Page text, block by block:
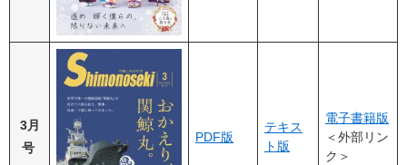
3月
号
PDF版
テキス
ト版
電子書籍版
＜外部リン
ク＞